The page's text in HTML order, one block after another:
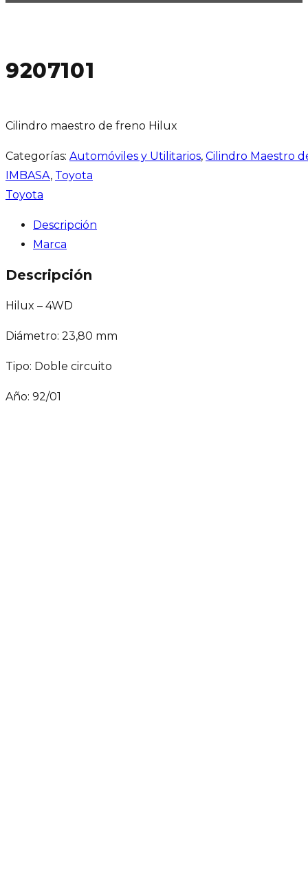
9207101
Cilindro maestro de freno Hilux
Categorías: Automóviles y Utilitarios, Cilindro Maestro
IMBASA, Toyota
Toyota
Descripción
Marca
Descripción
Hilux – 4WD
Diámetro: 23,80 mm
Tipo: Doble circuito
Año: 92/01